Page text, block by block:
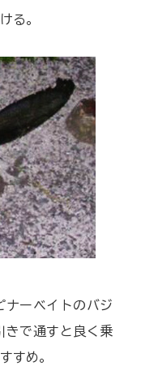
る。
ナーベイトのバジ
きで通すと良く乗
すめ。